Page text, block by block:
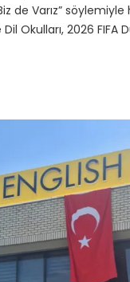
de Varız”
Okulları, 2026